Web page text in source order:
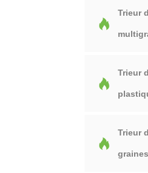
Trieur
Trieur
Trieur
graines